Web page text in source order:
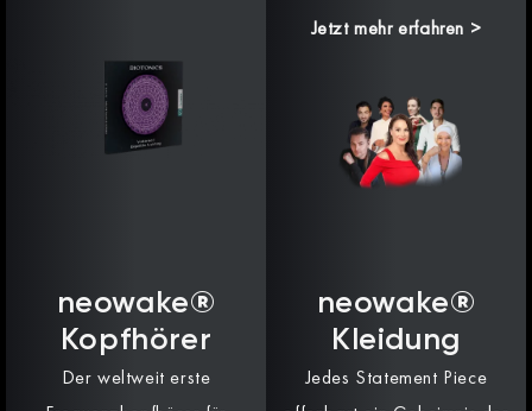
Jetzt mehr erfahren >
neowake®
Kopfhörer
Der weltweit erste
neowake®
Kleidung
Jedes Statement Piece